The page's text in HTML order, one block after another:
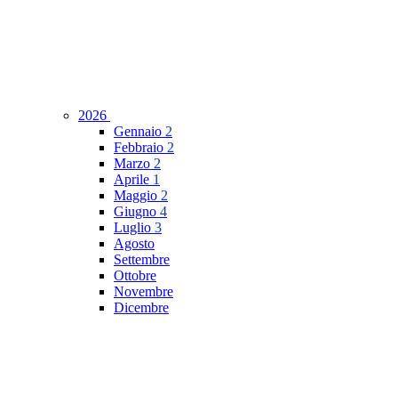
2026
Gennaio 2
Febbraio 2
Marzo 2
Aprile 1
Maggio 2
Giugno 4
Luglio 3
Agosto
Settembre
Ottobre
Novembre
Dicembre